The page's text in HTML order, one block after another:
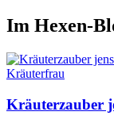
Im Hexen-
Kräuterfrau
Kräuterzauber